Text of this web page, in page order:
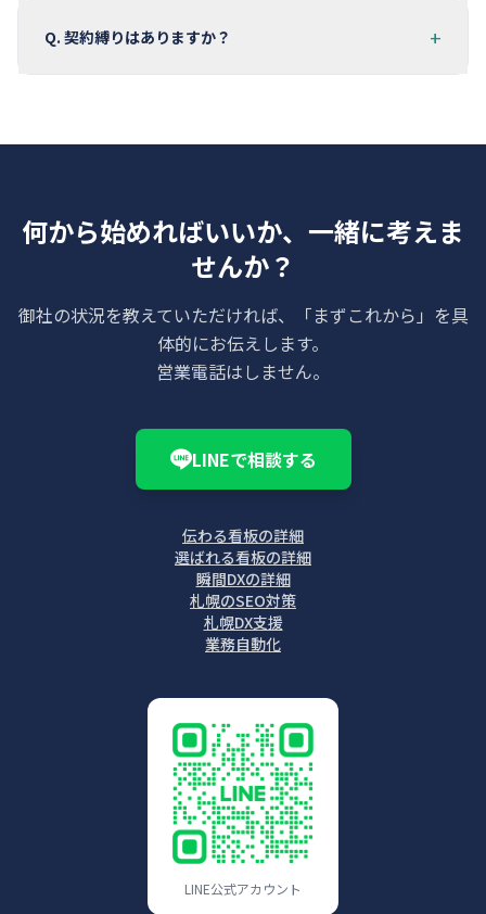
Q. 契約縛りはありますか？ +
何から始めればいいか、一緒に考えま
せんか？
御社の状況を教えていただければ、「まずこれから」を具
体的にお伝えします。
営業電話はしません。
LINEで相談する
伝わる看板の詳細
選ばれる看板の詳細
瞬間DXの詳細
札幌のSEO対策
札幌DX支援
業務自動化
LINE公式アカウント